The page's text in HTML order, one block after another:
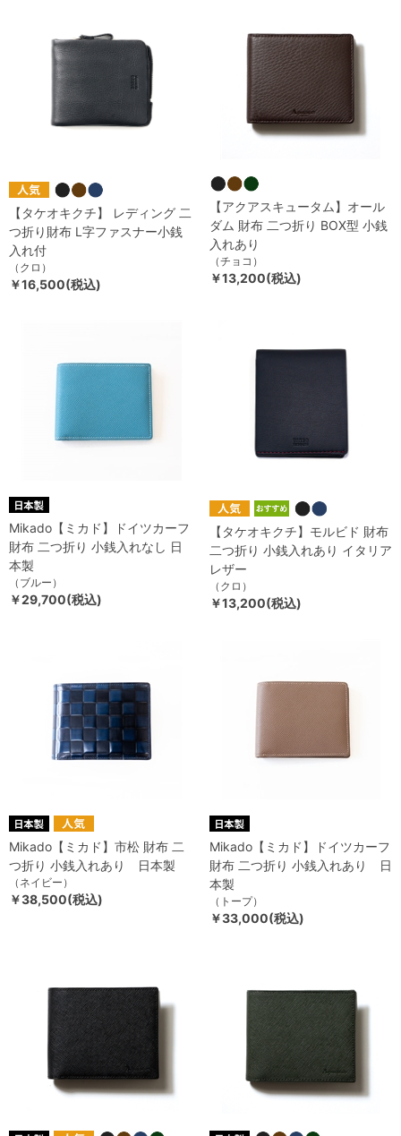
【タケオキクチ】 レディング 二
つ折り財布 L字ファスナー小銭
入れ付
（クロ）
￥16,500(税込)
【アクアスキュータム】オール
ダム 財布 二つ折り BOX型 小銭
入れあり
（チョコ）
￥13,200(税込)
Mikado【ミカド】ドイツカーフ
財布 二つ折り 小銭入れなし 日
本製
（ブルー）
￥29,700(税込)
【タケオキクチ】モルビド 財布
二つ折り 小銭入れあり イタリア
レザー
（クロ）
￥13,200(税込)
Mikado【ミカド】市松 財布 二
つ折り 小銭入れあり 日本製
（ネイビー）
￥38,500(税込)
Mikado【ミカド】ドイツカーフ
財布 二つ折り 小銭入れあり 日
本製
（トープ）
￥33,000(税込)